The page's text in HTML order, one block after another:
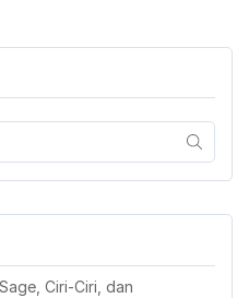
Ciri-Ciri, dan